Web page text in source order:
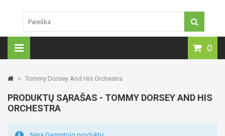
0
> Tommy Dorsey And His Orchestra
PRODUKTŲ SĄRAŠAS - TOMMY DORSEY AND HIS
ORCHESTRA